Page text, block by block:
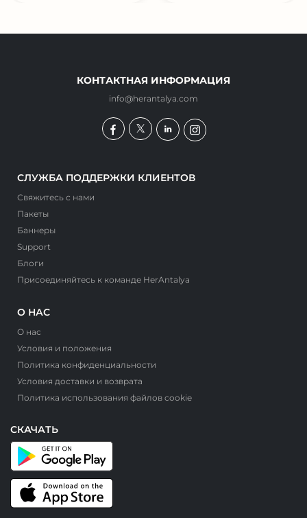
КОНТАКТНАЯ ИНФОРМАЦИЯ
info@herantalya.com
СЛУЖБА ПОДДЕРЖКИ КЛИЕНТОВ
Свяжитесь с нами
Пакеты
Баннеры
Support
Блоги
Присоединяйтесь к команде HerAntalya
О НАС
О нас
Условия и положения
Политика конфиденциальности
Условия доставки и возврата
Политика использования файлов cookie
СКАЧАТЬ